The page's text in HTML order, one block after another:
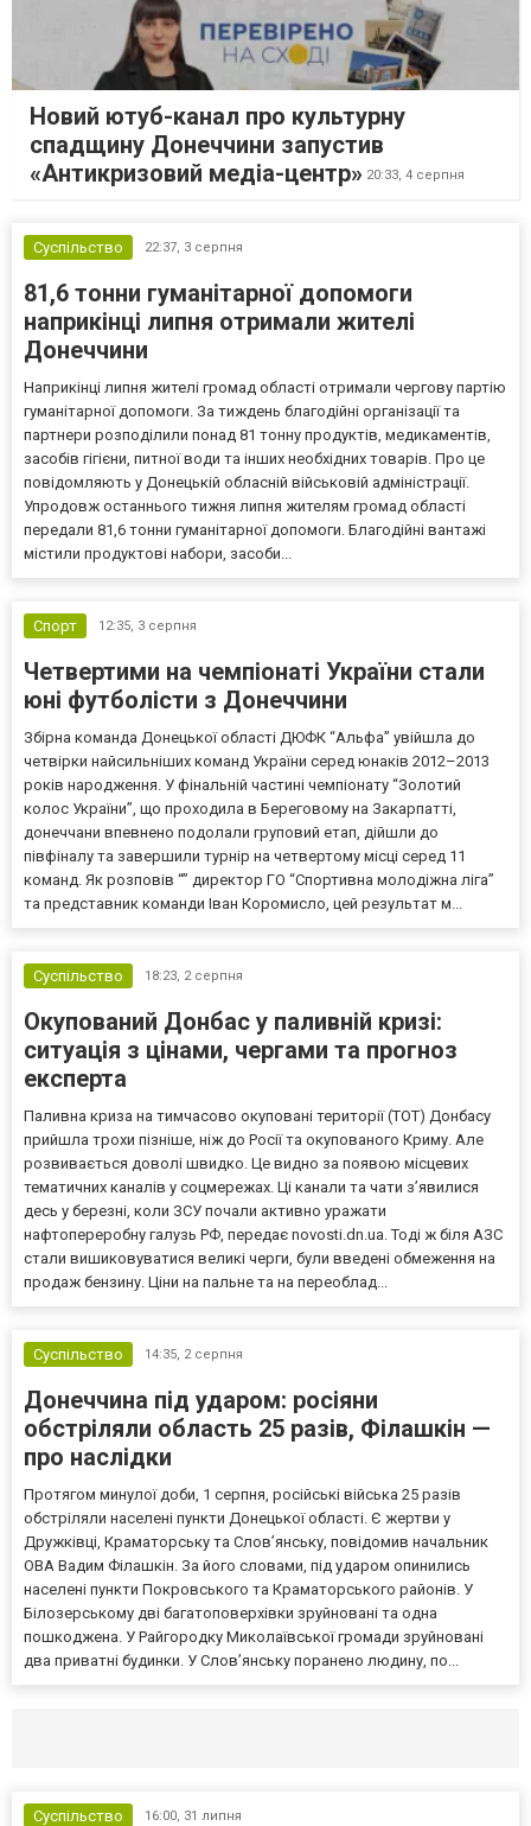
Новий ютуб-канал про культурну
спадщину Донеччини запустив
«Антикризовий медіа-центр» 20:33, 4 серпня
Суспільство 22:37, 3 серпня
81,6 тонни гуманітарної допомоги
наприкінці липня отримали жителі
Донеччини
Наприкінці липня жителі громад області отримали чергову партію
гуманітарної допомоги. За тиждень благодійні організації та
партнери розподілили понад 81 тонну продуктів, медикаментів,
засобів гігієни, питної води та інших необхідних товарів. Про це
повідомляють у Донецькій обласній військовій адміністрації.
Упродовж останнього тижня липня жителям громад області
передали 81,6 тонни гуманітарної допомоги. Благодійні вантажі
містили продуктові набори, засоби...
Спорт 12:35, 3 серпня
Четвертими на чемпіонаті України стали
юні футболісти з Донеччини
Збірна команда Донецької області ДЮФК “Альфа” увійшла до
четвірки найсильніших команд України серед юнаків 2012–2013
років народження. У фінальній частині чемпіонату “Золотий
колос України”, що проходила в Береговому на Закарпатті,
донеччани впевнено подолали груповий етап, дійшли до
півфіналу та завершили турнір на четвертому місці серед 11
команд. Як розповів “” директор ГО “Спортивна молодіжна ліга”
та представник команди Іван Коромисло, цей результат м...
Суспільство 18:23, 2 серпня
Окупований Донбас у паливній кризі:
ситуація з цінами, чергами та прогноз
експерта
Паливна криза на тимчасово окуповані території (ТОТ) Донбасу
прийшла трохи пізніше, ніж до Росії та окупованого Криму. Але
розвивається доволі швидко. Це видно за появою місцевих
тематичних каналів у соцмережах. Ці канали та чати з’явилися
десь у березні, коли ЗСУ почали активно уражати
нафтопереробну галузь РФ, передає novosti.dn.ua. Тоді ж біля АЗС
стали вишиковуватися великі черги, були введені обмеження на
продаж бензину. Ціни на пальне та на переоблад...
Суспільство 14:35, 2 серпня
Донеччина під ударом: росіяни
обстріляли область 25 разів, Філашкін —
про наслідки
Протягом минулої доби, 1 серпня, російські війська 25 разів
обстріляли населені пункти Донецької області. Є жертви у
Дружківці, Краматорську та Слов’янську, повідомив начальник
ОВА Вадим Філашкін. За його словами, під ударом опинились
населені пункти Покровського та Краматорського районів. У
Білозерському дві багатоповерхівки зруйновані та одна
пошкоджена. У Райгородку Миколаївської громади зруйновані
два приватні будинки. У Слов’янську поранено людину, по...
Суспільство 16:00, 31 липня